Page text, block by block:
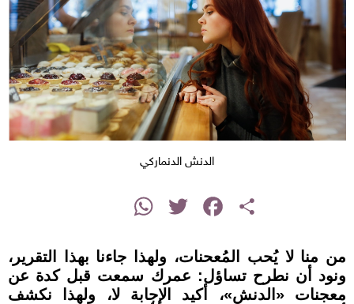
الدنش الدنماركي
Share
Facebook
Twitter
WhatsApp
من منا لا يُحب المُعحنات، ولهذا جاءنا بهذا التقرير،
ونود أن نطرح تساؤل: عمرك سمعت قبل كدة عن
معجنات «الدنش»، أكيد الإجابة لا، ولهذا نكشف